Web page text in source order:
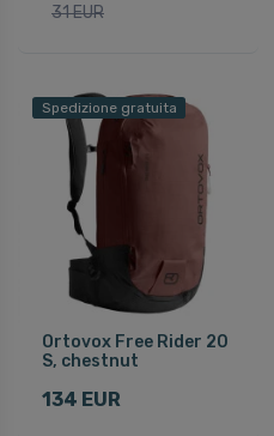
31 EUR
Spedizione gratuita
Ortovox Free Rider 20
S, chestnut
134 EUR